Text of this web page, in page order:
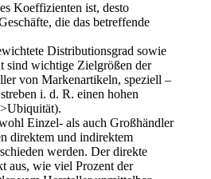
Koeffizienten ist, desto
die das betreffende
Distributionsgrad sowie
sind wichtige Zielgrößen der
von Markenartikeln, speziell –
i. d. R. einen hohen
Einzel- als auch Großhändler
direktem und indirektem
werden. Der direkte
aus, wie viel Prozent der